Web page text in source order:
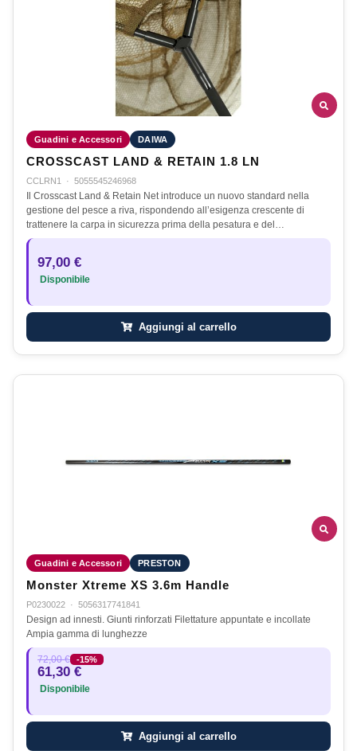
Guadini e Accessori DAIWA
CROSSCAST LAND & RETAIN 1.8 LN
CCLRN1 · 5055545246968
Il Crosscast Land & Retain Net introduce un nuovo standard nella
gestione del pesce a riva, rispondendo all’esigenza crescente di
trattenere la carpa in sicurezza prima della pesatura e del…
97,00 €
Disponibile
Aggiungi al carrello
Guadini e Accessori PRESTON
Monster Xtreme XS 3.6m Handle
P0230022 · 5056317741841
Design ad innesti. Giunti rinforzati Filettature appuntate e incollate
Ampia gamma di lunghezze
72,00 € -15%
61,30 €
Disponibile
Aggiungi al carrello